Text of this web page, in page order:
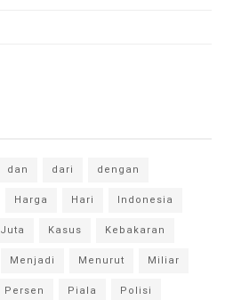
dan dari
dengan
Harga Hari
Indonesia
Juta Kasus
Kebakaran
Menjadi Menurut
Miliar
Persen Piala
Polisi